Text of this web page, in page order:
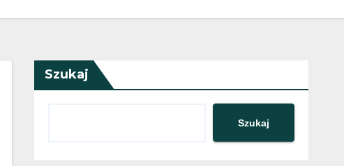
Szukaj
Szukaj